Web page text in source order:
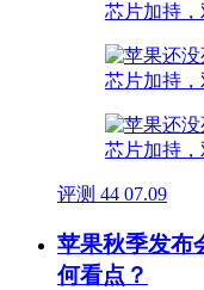
评测 44 07.09
苹果秋季发布
何看点？